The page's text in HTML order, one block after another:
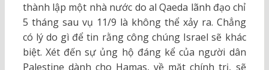
thành lập một nhà nước do al Qaeda lãnh đạo chỉ
5 tháng sau vụ 11/9 là không thể xảy ra. Chẳng
có lý do gì để tin rằng công chúng Israel sẽ khác
biệt. Xét đến sự ủng hộ đáng kể của người dân
Palestine dành cho Hamas, về mặt chính trị, sẽ